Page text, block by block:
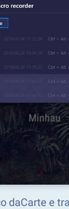
daCarte e